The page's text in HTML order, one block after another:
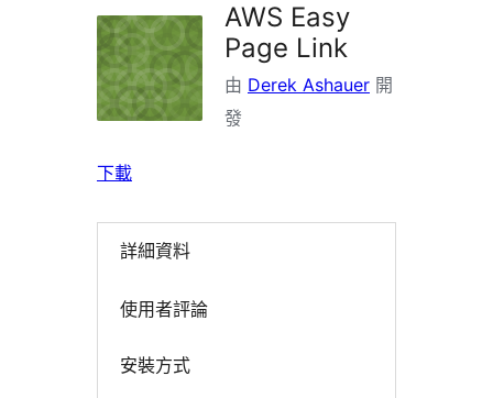
AWS Easy
Page Link
由 Derek Ashauer 開
發
下載
詳細資料
使用者評論
安裝方式